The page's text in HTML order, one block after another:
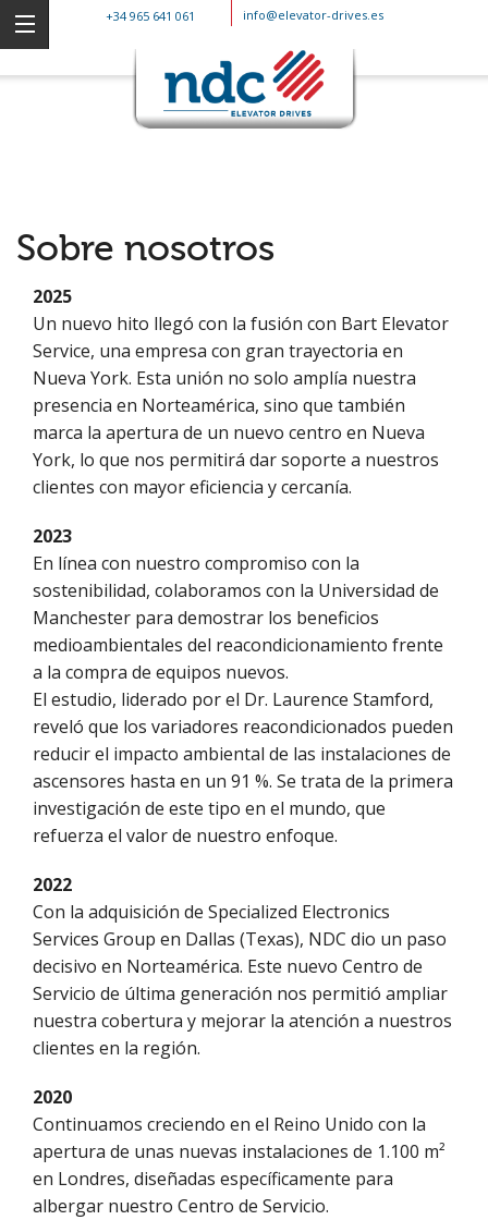
+34 965 641 061 info@elevator-drives.es
Sobre nosotros
2025
Un nuevo hito llegó con la fusión con Bart Elevator
Service, una empresa con gran trayectoria en
Nueva York. Esta unión no solo amplía nuestra
presencia en Norteamérica, sino que también
marca la apertura de un nuevo centro en Nueva
York, lo que nos permitirá dar soporte a nuestros
clientes con mayor eficiencia y cercanía.
2023
En línea con nuestro compromiso con la
sostenibilidad, colaboramos con la Universidad de
Manchester para demostrar los beneficios
medioambientales del reacondicionamiento frente
a la compra de equipos nuevos.
El estudio, liderado por el Dr. Laurence Stamford,
reveló que los variadores reacondicionados pueden
reducir el impacto ambiental de las instalaciones de
ascensores hasta en un 91 %. Se trata de la primera
investigación de este tipo en el mundo, que
refuerza el valor de nuestro enfoque.
2022
Con la adquisición de Specialized Electronics
Services Group en Dallas (Texas), NDC dio un paso
decisivo en Norteamérica. Este nuevo Centro de
Servicio de última generación nos permitió ampliar
nuestra cobertura y mejorar la atención a nuestros
clientes en la región.
2020
Continuamos creciendo en el Reino Unido con la
apertura de unas nuevas instalaciones de 1.100 m²
en Londres, diseñadas específicamente para
albergar nuestro Centro de Servicio.